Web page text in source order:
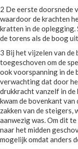
2 De eerste doorsnede
waardoor de krachten
kratten in de oplegging.
de torens als de boog
3 Bij het vijzelen van
toegeschoven om de
ook voorspanning in de
verwachting dat door
drukkracht vanzelf in
kwam de bovenkant
zakken van de
aanwezig was. Om dit
naar het midden
mogelijk omdat anders